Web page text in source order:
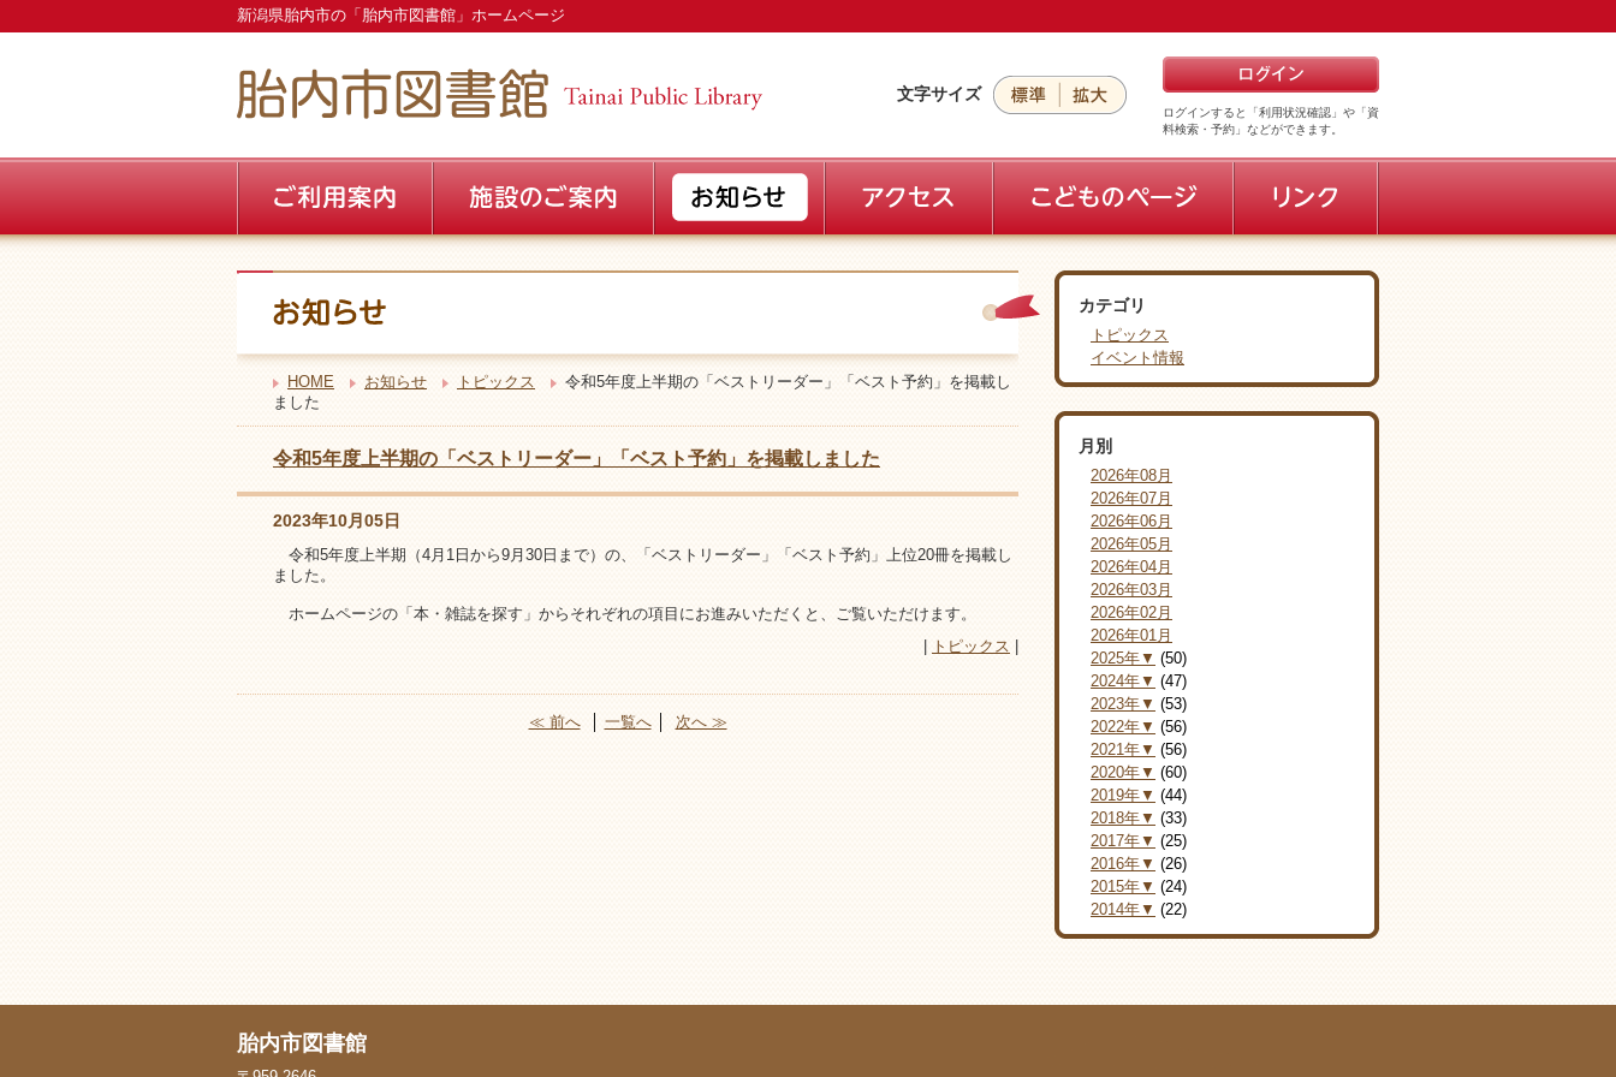
新潟県胎内市の「胎内市図書館」ホームページ
文字サイズ
ログインすると「利用状況確認」や「資
料検索・予約」などができます。
HOME お知らせ トピックス
令和5年度上半期の「ベストリーダー」「ベスト予約」を掲載し
ました
令和5年度上半期の「ベストリーダー」「ベスト予約」を掲載しました
2023年10月05日
令和5年度上半期（4月1日から9月30日まで）の、「ベストリーダー」「ベスト予約」上位20冊を掲載し
ました。
ホームページの「本・雑誌を探す」からそれぞれの項目にお進みいただくと、ご覧いただけます。
トピックス
≪ 前へ│ 一覧へ│ 次へ ≫
カテゴリ
トピックス
イベント情報
月別
2026年08月
2026年07月
2026年06月
2026年05月
2026年04月
2026年03月
2026年02月
2026年01月
2025年▼ (50)
2024年▼ (47)
2023年▼ (53)
2022年▼ (56)
2021年▼ (56)
2020年▼ (60)
2019年▼ (44)
2018年▼ (33)
2017年▼ (25)
2016年▼ (26)
2015年▼ (24)
2014年▼ (22)
胎内市図書館